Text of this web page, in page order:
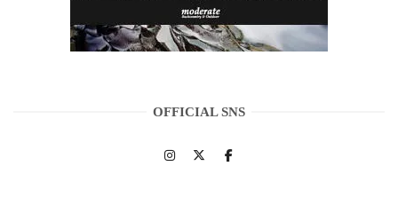
OFFICIAL SNS